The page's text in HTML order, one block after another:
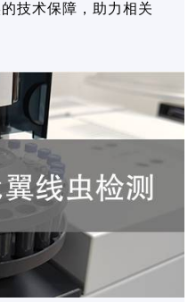
技术保障，助力相关